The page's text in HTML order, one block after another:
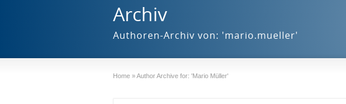
Archiv
Authoren-Archiv von: 'mario.mueller'
Home »Author Archive for: 'Mario Müller'